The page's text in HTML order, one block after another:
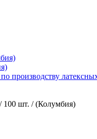
производству
100 шт. / (Колумбия)